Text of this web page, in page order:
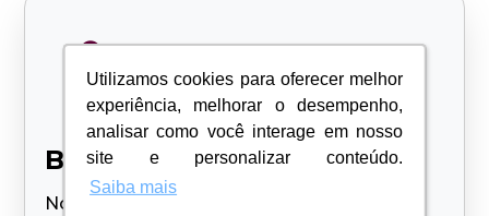
Utilizamos cookies para oferecer melhor
experiência, melhorar o desempenho,
analisar como você interage em nosso
site e personalizar conteúdo.
Saiba mais
Utilizamos cookies para oferecer melhor
experiência, melhorar o desempenho,
analisar como você interage em nosso
site e personalizar conteúdo.
Saiba mais

Become a supplier
Nos conte sobre o serviço que presta.